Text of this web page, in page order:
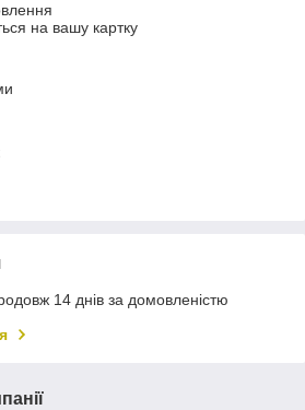
на вашу картку
14 днів за домовленістю